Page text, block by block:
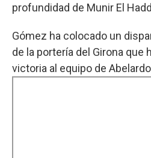
profundidad de Munir El
Gómez ha colocado un
de la portería del Girona que
victoria al equipo de